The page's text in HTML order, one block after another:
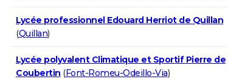
Lycée professionnel Edouard Herriot de Quillan
(Quillan)
Lycée polyvalent Climatique et Sportif Pierre de
Coubertin (Font-Romeu-Odeillo-Via)